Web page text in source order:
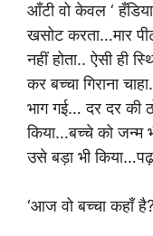
आँटी वो केवल ‘
खसोट करता…मार
नहीं होता.. ऐसी ही
कर बच्चा गिराना
भाग गई… दर दर की
किया…बच्चे को जन्म
उसे बड़ा भी
‘आज वो बच्चा कहाँ